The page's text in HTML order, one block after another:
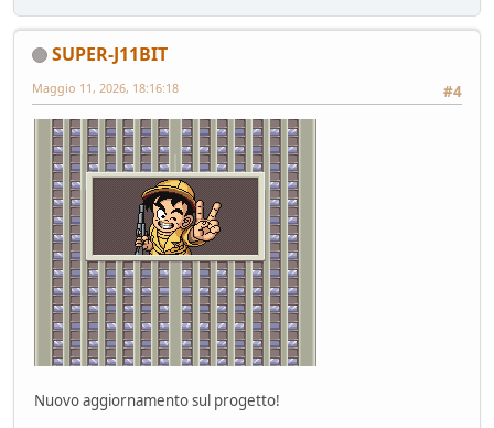
SUPER-J11BIT
#4
Maggio 11, 2026, 18:16:18
Nuovo aggiornamento sul progetto!